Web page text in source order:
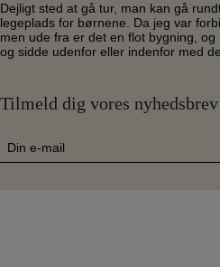
Dejligt sted at gå tur, man kan gå
legeplads for børnene. Da jeg var
men ude fra er det en flot bygning,
og sidde udenfor eller indenfor med
Tilmeld dig vores nyhedsbrev
E-
mail